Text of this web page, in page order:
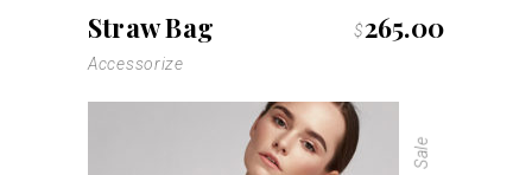
Straw Bag $265.00
Accessorize
Sale